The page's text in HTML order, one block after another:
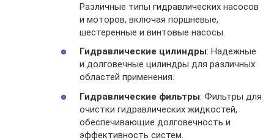
Различные типы гидравлических насосов
и моторов, включая поршневые,
шестеренные и винтовые насосы.
Гидравлические цилиндры: Надежные
и долговечные цилиндры для различных
областей применения.
Гидравлические фильтры: Фильтры для
очистки гидравлических жидкостей,
обеспечивающие долговечность и
эффективность систем.